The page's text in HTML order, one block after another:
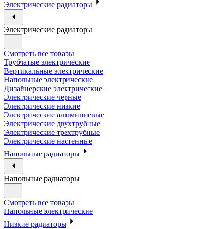
Электрические радиаторы
Электрические радиаторы
Смотреть все товары
Трубчатые электрические
Вертикальные электрические
Напольные электрические
Дизайнерские электрические
Электрические черные
Электрические низкие
Электрические алюминиевые
Электрические двухтрубные
Электрические трехтрубные
Электрические настенные
Напольные радиаторы
Напольные радиаторы
Смотреть все товары
Напольные электрические
Низкие радиаторы